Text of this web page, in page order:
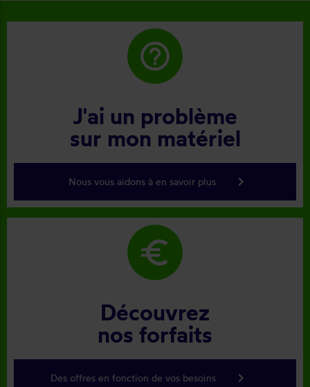
help_outline
J'ai un problème
sur mon matériel
Nous vous aidons à en savoir plus keyboard_arrow_right
euro
Découvrez
nos forfaits
Des offres en fonction de vos besoins keyboard_arrow_right